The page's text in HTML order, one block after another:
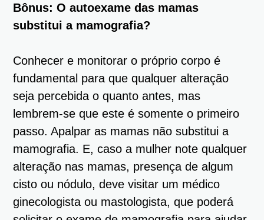
Bônus: O autoexame das mamas
substitui a mamografia?
Conhecer e monitorar o próprio corpo é
fundamental para que qualquer alteração
seja percebida o quanto antes, mas
lembrem-se que este é somente o primeiro
passo. Apalpar as mamas não substitui a
mamografia. E, caso a mulher note qualquer
alteração nas mamas, presença de algum
cisto ou nódulo, deve visitar um médico
ginecologista ou mastologista, que poderá